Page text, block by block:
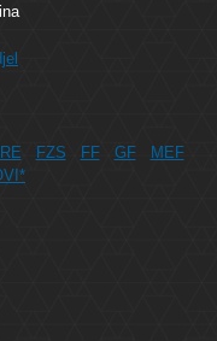
FZS FF GF
MEF